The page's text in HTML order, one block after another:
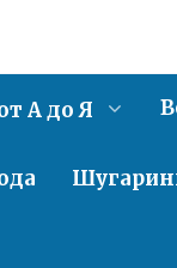
А до Я